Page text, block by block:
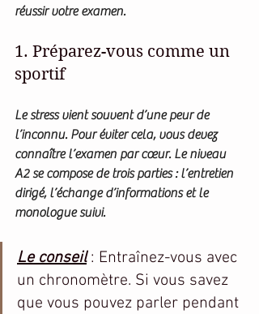
réussir votre examen.
1. Préparez-vous comme un
sportif
Le stress vient souvent d’une peur de
l’inconnu. Pour éviter cela, vous devez
connaître l’examen par cœur. Le niveau
A2 se compose de trois parties : l’entretien
dirigé, l’échange d’informations et le
monologue suivi.
Le conseil : Entraînez-vous avec
un chronomètre. Si vous savez
que vous pouvez parler pendant